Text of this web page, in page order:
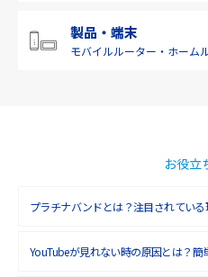
製品・端末
モバイルルーター・ ホーム
お役立
プラチナバンドとは？注目されてい
YouTubeが見れない時の原因とは？